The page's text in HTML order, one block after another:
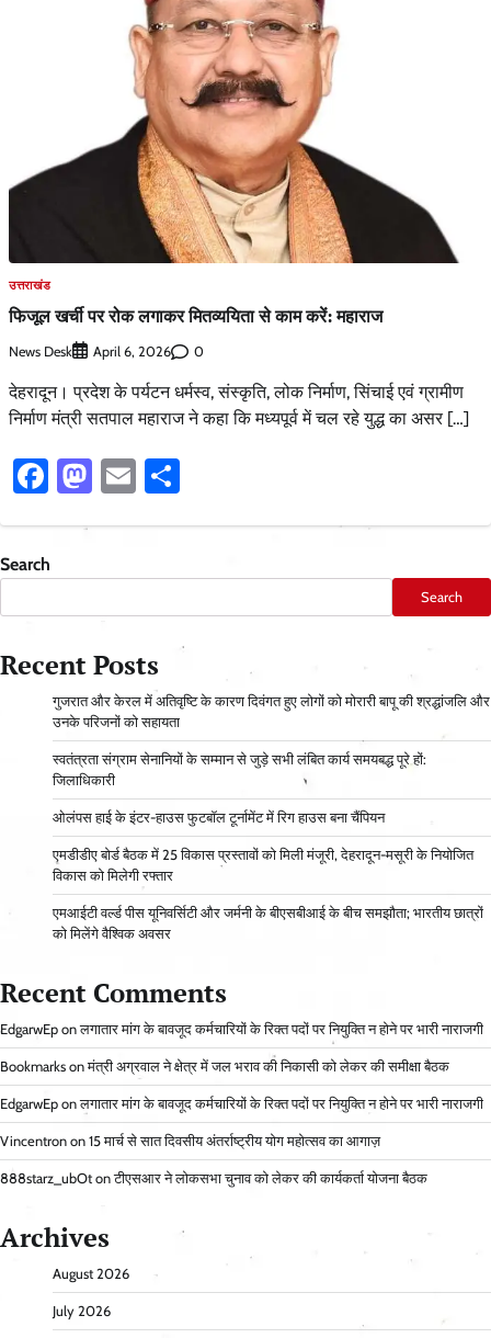
उत्तराखंड
फिजूल खर्ची पर रोक लगाकर मितव्ययिता से काम करें: महाराज
News Desk April 6, 2026 0
देहरादून। प्रदेश के पर्यटन धर्मस्व, संस्कृति, लोक निर्माण, सिंचाई एवं ग्रामीण
निर्माण मंत्री सतपाल महाराज ने कहा कि मध्यपूर्व में चल रहे युद्ध का असर […]
Facebook
Mastodon
Email
Search
Search
Recent Posts
गुजरात और केरल में अतिवृष्टि के कारण दिवंगत हुए लोगों को मोरारी बापू की श्रद्धांजलि और
उनके परिजनों को सहायता
स्वतंत्रता संग्राम सेनानियों के सम्मान से जुड़े सभी लंबित कार्य समयबद्ध पूरे हों:
जिलाधिकारी
ओलंपस हाई के इंटर-हाउस फुटबॉल टूर्नामेंट में रिग हाउस बना चैंपियन
एमडीडीए बोर्ड बैठक में 25 विकास प्रस्तावों को मिली मंजूरी, देहरादून-मसूरी के नियोजित
विकास को मिलेगी रफ्तार
एमआईटी वर्ल्ड पीस यूनिवर्सिटी और जर्मनी के बीएसबीआई के बीच समझौता; भारतीय छात्रों
को मिलेंगे वैश्विक अवसर
Recent Comments
EdgarwEp onलगातार मांग के बावजूद कर्मचारियों के रिक्त पदों पर नियुक्ति न होने पर भारी नाराजगी
Bookmarks onमंत्री अग्रवाल ने क्षेत्र में जल भराव की निकासी को लेकर की समीक्षा बैठक
EdgarwEp onलगातार मांग के बावजूद कर्मचारियों के रिक्त पदों पर नियुक्ति न होने पर भारी नाराजगी
Vincentron on 15 मार्च से सात दिवसीय अंतर्राष्ट्रीय योग महोत्सव का आगाज़
888starz_ubOt onटीएसआर ने लोकसभा चुनाव को लेकर की कार्यकर्ता योजना बैठक
Archives
August 2026
July 2026